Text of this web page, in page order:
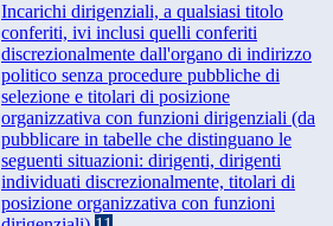
Incarichi dirigenziali, a qualsiasi titolo
conferiti, ivi inclusi quelli conferiti
discrezionalmente dall'organo di indirizzo
politico senza procedure pubbliche di
selezione e titolari di posizione
organizzativa con funzioni dirigenziali (da
pubblicare in tabelle che distinguano le
seguenti situazioni: dirigenti, dirigenti
individuati discrezionalmente, titolari di
posizione organizzativa con funzioni